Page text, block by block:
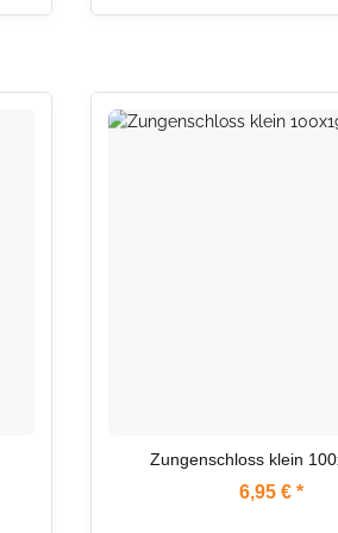
Zungenschloss klein
6,95 € *